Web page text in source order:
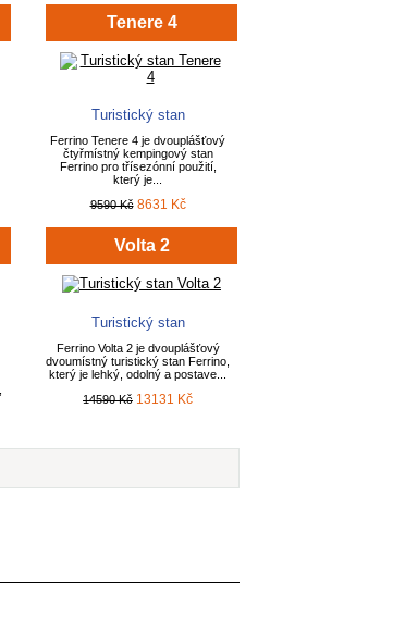
Tenere 4
Turistický stan
Ferrino Tenere 4 je dvouplášťový
čtyřmístný kempingový stan
Ferrino pro třísezónní použití,
který je...
9590 Kč 8631 Kč
Volta 2
Turistický stan
Ferrino Volta 2 je dvouplášťový
dvoumístný turistický stan Ferrino,
který je lehký, odolný a postave...
14590 Kč 13131 Kč